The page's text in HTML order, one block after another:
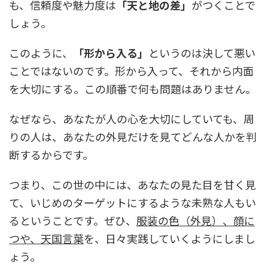
も、信頼度や魅力度は 「天と地の差」 がつくことで
しょう。
このように、
「形から入る」 というのは決して悪い
ことではないのです。形から入って、それから内面
を大切にする。この順番で何も問題はありません。
なぜなら、あなたが人の心を大切にしていても、周
りの人は、あなたの外見だけを見てどんな人かを判
断するからです。
つまり、この世の中には、あなたの見た目を甘く見
て、いじめのターゲットにするような未熟な人もい
るということです。ぜひ、 服装の色（外見）、顔に
つや、天国言葉を、日々実践していくようにしまし
ょう。